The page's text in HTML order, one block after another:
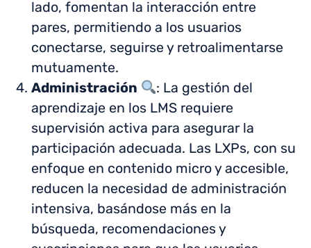
lado, fomentan la interacción entre
pares, permitiendo a los usuarios
conectarse, seguirse y retroalimentarse
mutuamente.
Administración
: La gestión del
aprendizaje en los LMS requiere
supervisión activa para asegurar la
participación adecuada. Las LXPs, con su
enfoque en contenido micro y accesible,
reducen la necesidad de administración
intensiva, basándose más en la
búsqueda, recomendaciones y